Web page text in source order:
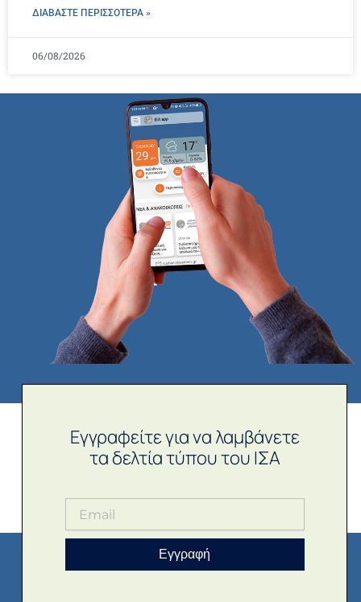
ΔΙΑΒΑΣΤΕ ΠΕΡΙΣΣΌΤΕΡΑ »
06/08/2026
Εγγραφείτε για να λαμβάνετε
τα δελτία τύπου του ΙΣΑ
Εγγραφή